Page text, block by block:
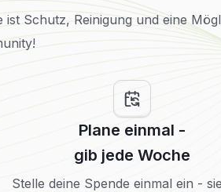
Schutz, Reinigung und eine
Plane einmal -
gib jede Woche
Stelle deine Spende einmal ein -